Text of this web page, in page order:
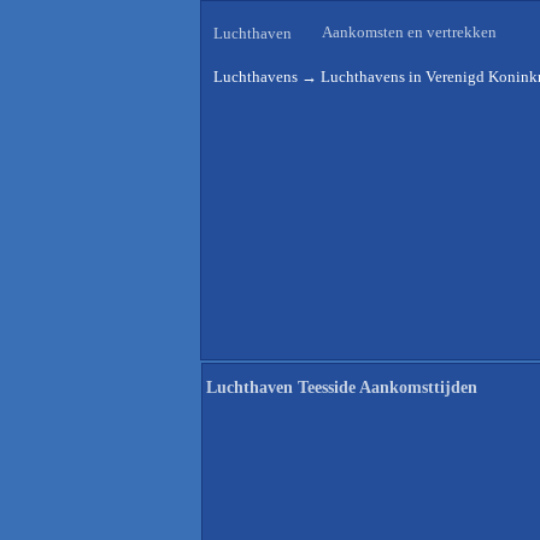
Luchthaven Aankomsten en vertrekken
Luchthavens → Luchthavens in Verenigd
Luchthaven Teesside Aankomsttijden